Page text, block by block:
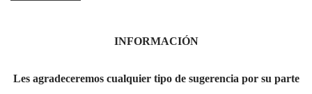
INFORMACIÓN
Les agradeceremos cualquier tipo de sugerencia por su parte